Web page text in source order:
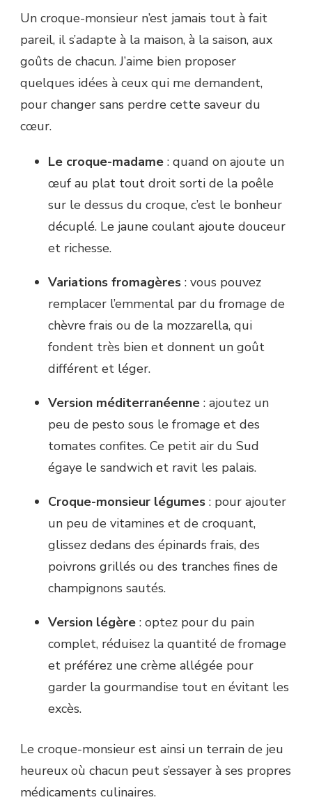
Un croque-monsieur n’est jamais tout à fait
pareil, il s’adapte à la maison, à la saison, aux
goûts de chacun. J’aime bien proposer
quelques idées à ceux qui me demandent,
pour changer sans perdre cette saveur du
cœur.
Le croque-madame : quand on ajoute un
œuf au plat tout droit sorti de la poêle
sur le dessus du croque, c’est le bonheur
décuplé. Le jaune coulant ajoute douceur
et richesse.
Variations fromagères : vous pouvez
remplacer l’emmental par du fromage de
chèvre frais ou de la mozzarella, qui
fondent très bien et donnent un goût
différent et léger.
Version méditerranéenne : ajoutez un
peu de pesto sous le fromage et des
tomates confites. Ce petit air du Sud
égaye le sandwich et ravit les palais.
Croque-monsieur légumes : pour ajouter
un peu de vitamines et de croquant,
glissez dedans des épinards frais, des
poivrons grillés ou des tranches fines de
champignons sautés.
Version légère : optez pour du pain
complet, réduisez la quantité de fromage
et préférez une crème allégée pour
garder la gourmandise tout en évitant les
excès.
Le croque-monsieur est ainsi un terrain de jeu
heureux où chacun peut s’essayer à ses propres
médicaments culinaires.